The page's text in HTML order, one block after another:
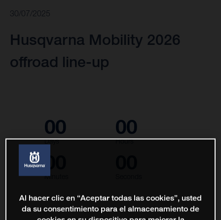
30/07/2025
Husqvarna Mobility 2026
offroad line-up
00
Days
00
Hours
00
Minutes
Al hacer clic en “Aceptar todas las cookies”, usted
da su consentimiento para el almacenamiento de